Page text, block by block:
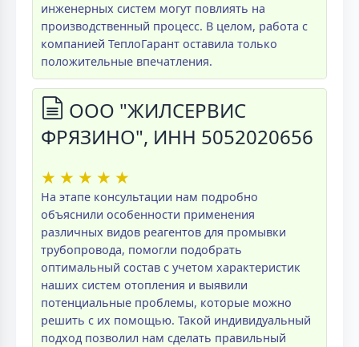
инженерных систем могут повлиять на
производственный процесс. В целом, работа с
компанией ТеплоГарант оставила только
положительные впечатления.
ООО "ЖИЛСЕРВИС
ФРЯЗИНО", ИНН 5052020656
★ ★ ★ ★ ★
На этапе консультации нам подробно
объяснили особенности применения
различных видов реагентов для промывки
трубопровода, помогли подобрать
оптимальный состав с учетом характеристик
наших систем отопления и выявили
потенциальные проблемы, которые можно
решить с их помощью. Такой индивидуальный
подход позволил нам сделать правильный